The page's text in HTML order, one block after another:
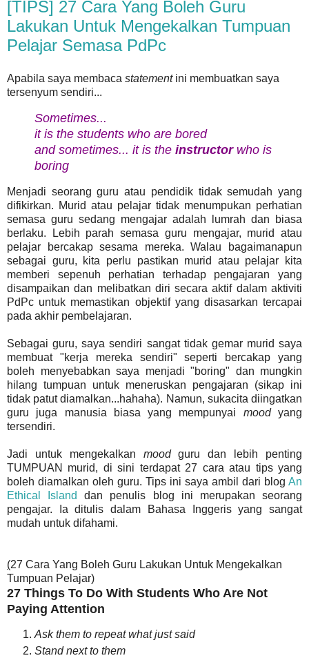
[TIPS] 27 Cara Yang Boleh Guru
Lakukan Untuk Mengekalkan Tumpuan
Pelajar Semasa PdPc
Apabila saya membaca statementini membuatkan saya
tersenyum sendiri...
Sometimes...
it is the students who are bored
and sometimes... it is the instructorwho is
boring
Menjadi seorang guru atau pendidik tidak semudah yang
difikirkan. Murid atau pelajar tidak menumpukan perhatian
semasa guru sedang mengajar adalah lumrah dan biasa
berlaku. Lebih parah semasa guru mengajar, murid atau
pelajar bercakap sesama mereka. Walau bagaimanapun
sebagai guru, kita perlu pastikan murid atau pelajar kita
memberi sepenuh perhatian terhadap pengajaran yang
disampaikan dan melibatkan diri secara aktif dalam aktiviti
PdPc untuk memastikan objektif yang disasarkan tercapai
pada akhir pembelajaran.
Sebagai guru, saya sendiri sangat tidak gemar murid saya
membuat "kerja mereka sendiri" seperti bercakap yang
boleh menyebabkan saya menjadi "boring" dan mungkin
hilang tumpuan untuk meneruskan pengajaran (sikap ini
tidak patut diamalkan...hahaha). Namun, sukacita diingatkan
guru juga manusia biasa yang mempunyai moodyang
tersendiri.
Jadi untuk mengekalkan moodguru dan lebih penting
TUMPUAN murid, di sini terdapat 27 cara atau tips yang
boleh diamalkan oleh guru. Tips ini saya ambil dari blog An
Ethical Island
dan penulis blog ini merupakan seorang
pengajar. Ia ditulis dalam Bahasa Inggeris yang sangat
mudah untuk difahami.
(27 Cara Yang Boleh Guru Lakukan Untuk Mengekalkan
Tumpuan Pelajar)
27 Things To Do With Students Who Are Not
Paying Attention
Ask them to repeat what just said
Stand next to them